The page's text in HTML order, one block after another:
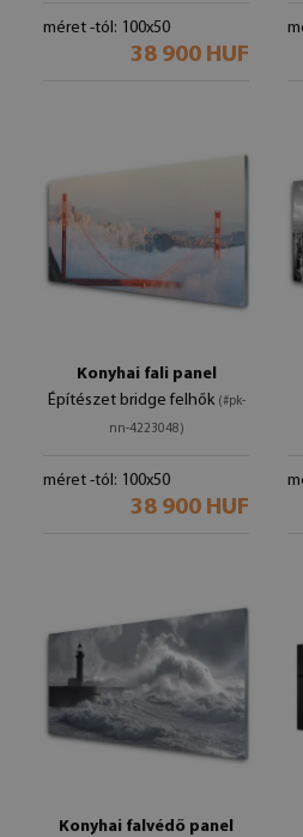
méret -tól: 100x50
38 900 HUF
Konyhai fali panel
Építészet bridge felhők (#pk-
nn-4223048)
méret -tól: 100x50
38 900 HUF
Konyhai falvédő panel